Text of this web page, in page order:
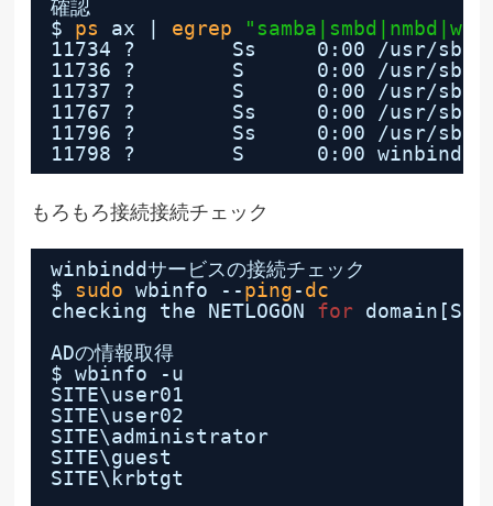
確認
$ ps ax | egrep
11734 ?        Ss     0:00
/usr/sbin/
11736 ?        S      0:00
/usr/sbin/
11737 ?        S      0:00
/usr/sbin/
11767 ?        Ss     0:00
/usr/sbin/
11796 ?        Ss     0:00
/usr/
11798 ?        S      0:00
もろもろ接続接続チェック
winbinddサービスの接続チェック
$ sudo wbinfo --ping-dc
checking the NETLOGON for
ADの情報取得
$ wbinfo -u
SITE\user01
SITE\user02
SITE\administrator
SITE\guest
SITE\krbtgt